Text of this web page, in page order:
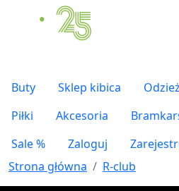
Buty Sklep kibica
Piłki
Akcesoria
Sale %
Zaloguj
Strona główna
R-club